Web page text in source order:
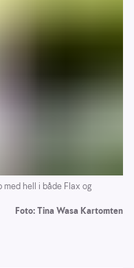
med hell i både Flax og
Foto: Tina Wasa Kartomten